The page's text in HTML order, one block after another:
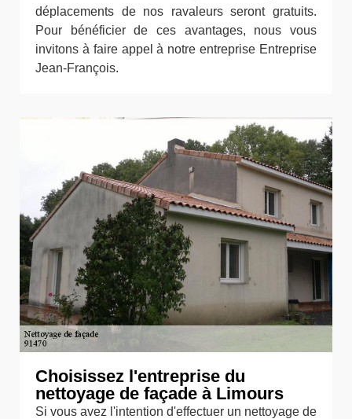
déplacements de nos ravaleurs seront gratuits.
Pour bénéficier de ces avantages, nous vous
invitons à faire appel à notre entreprise Entreprise
Jean-François.
Choisissez l'entreprise du
nettoyage de façade à Limours
Si vous avez l'intention d'effectuer un nettoyage de